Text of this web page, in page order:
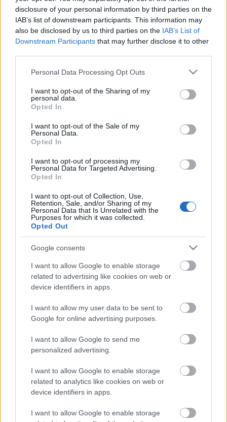
disclosure of your personal information by third parties on the
IAB’s list of downstream participants. This information may
also be disclosed by us to third parties on the IAB’s List of
Downstream Participants that may further disclose it to other
Please note that this website/app uses one or more Google
not limited to your visit or usage behaviour. You may click to
grant or deny consent to Google and its third-party tags to
use your data for below specified purposes in below Google
consent section.
Personal Data Processing Opt Outs
I want to opt-out of the Sharing of my
personal data.
Opted In
I want to opt-out of the Sale of my
Personal Data.
Opted In
I want to opt-out of processing my
Personal Data for Targeted Advertising.
Opted In
I want to opt-out of Collection, Use,
Retention, Sale, and/or Sharing of my
Personal Data that Is Unrelated with the
Purposes for which it was collected.
Opted Out
Google consents
I want to allow Google to enable storage
related to advertising like cookies on web or
device identifiers in apps.
I want to allow my user data to be sent to
Google for online advertising purposes.
I want to allow Google to send me
personalized advertising.
I want to allow Google to enable storage
related to analytics like cookies on web or
device identifiers in apps.
I want to allow Google to enable storage
Hogyan maradhat talpon ilyen időkben az egyszerű
kisember? És hogyan dolgozhatja mindazt fel,
amikor évtizedekkel később visszatér rémálmai
helyszínére? Ezekre a kérdésekre keresi a választ a
fiatal történész szerző most megjelent regényében.
Alapítvány, Budapest
Megjelenés éve:
Kötés: ragasztókötött, puhatáblás
: 2500 Ft
boltjaiban.
Címkék:könyv
Ajánlott bejegyzések:
„A jugoszlávok támadását várták...”
„Si, si, casa, evviva la pace!”